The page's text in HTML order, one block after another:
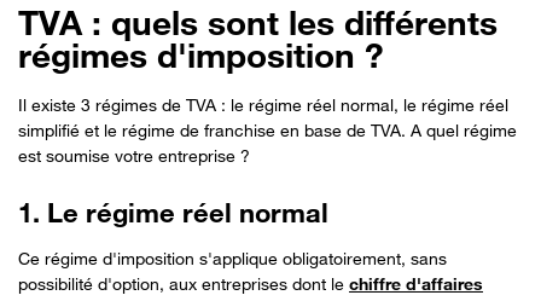
TVA : quels sont les différents
régimes d'imposition ?
Il existe 3 régimes de TVA : le régime réel normal, le régime réel
simplifié et le régime de franchise en base de TVA. A quel régime
est soumise votre entreprise ?
1. Le régime réel normal
Ce régime d'imposition s'applique obligatoirement, sans
possibilité d'option, aux entreprises dont le chiffre d'affaires